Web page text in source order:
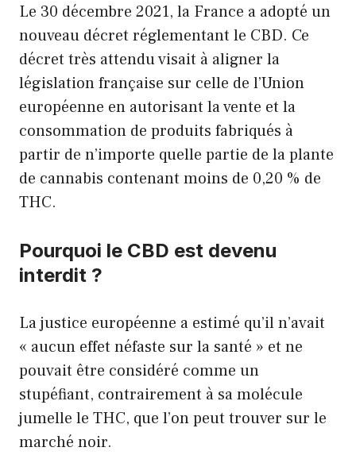
Le 30 décembre 2021, la France a adopté un
nouveau décret réglementant le CBD. Ce
décret très attendu visait à aligner la
législation française sur celle de l’Union
européenne en autorisant la vente et la
consommation de produits fabriqués à
partir de n’importe quelle partie de la plante
de cannabis contenant moins de 0,20 % de
THC.
Pourquoi le CBD est devenu
interdit ?
La justice européenne a estimé qu’il n’avait
« aucun effet néfaste sur la santé » et ne
pouvait être considéré comme un
stupéfiant, contrairement à sa molécule
jumelle le THC, que l’on peut trouver sur le
marché noir.